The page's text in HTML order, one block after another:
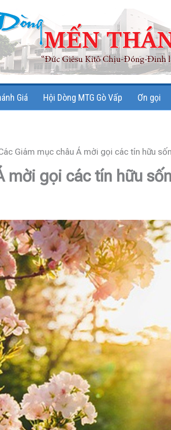
Giá Hội Dòng MTG Gò Vấp Ơn gọi
Giám mục châu Á mời gọi các tín hữu
mời gọi các tín hữu